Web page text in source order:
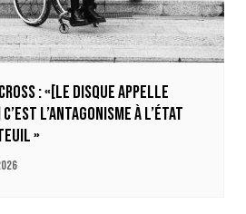
: «[Le disque appelle
l’antagonisme à l’état
»